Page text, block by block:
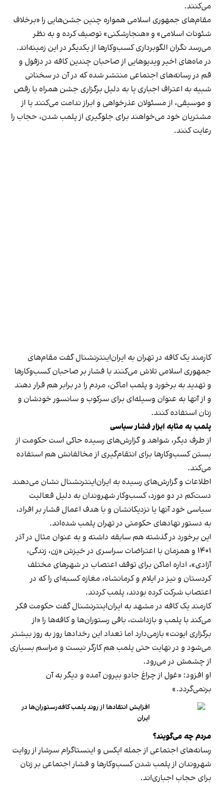
می‌کنند.
مقام‌های جمهوری اسلامی همواره چنین جشن‌هایی را «برخلاف
شئونات اسلامی» و «هنجارشکنی» توصیف کرده و به نظر
می‌رسد نگران الگوبرداری کسب‌وکارها از یکدیگر در این زمینه‌اند.
در ماه‌های اخیر ویدیوهایی از صاحبان چندین کافه در دزفول و
قم در رسانه‌های اجتماعی منتشر شده که در آن در سخنانی
شبیه به اعتراف اجباری یا به دلیل برگزاری جشن همراه با رقص
و موسیقی، از مسئولان عذرخواهی و ابراز ندامت می‌کنند یا از
مشتریان خود می‌خواهند برای جلوگیری از پلمب شدن، حجاب را
رعایت کنند.
کارمند یک کافه در تهران به ایران‌اینترنشنال گفت مقام‌های
جمهوری اسلامی تلاش می‌کنند با فشار بر صاحبان کسب‌وکارها
و تهدید به برخورد و پلمب اماکن، مردم را در برابر هم قرار دهند
و از آنها به عنوان وسیله‌ای برای سرکوب و سانسور خودشان و
زنان استفاده کنند.
پلمب به مثابه ابزار فشار سیاسی
از طرف دیگر، شواهد و گزارش‌های رسیده حاکی است حکومت از
بستن کسب‌وکارها برای انتقام‌گیری از مخالفانش هم استفاده
می‌کند.
اطلاعات و گزارش‌های رسیده به ایران‌اینترنشنال نشان می‌دهند
دست‌کم در دو مورد، کسب‌وکار شهروندان به دلیل فعالیت
سیاسی خود آنها یا نزدیکانشان و با هدف اعمال فشار بر افراد،
به دستور نهادهای حکومتی در تهران پلمب شده‌اند.
این برخورد در گذشته هم سابقه داشته و به عنوان مثال در آذر
۱۴۰۱ و همزمان با اعتراضات سراسری در خیزش «زن، زندگی،
آزادی»، اداره اماکن برای توقف اعتصاب در شهرهای مختلف
کردستان و نیز در ایلام و کرمانشاه، مغازه کسبه‌ای را که در
اعتصاب شرکت کرده بودند، پلمب کردند.
کارمند یک کافه در مشهد به ایران‌اینترنشنال گفت حکومت فکر
می‌کند با پلمب و بازداشت، باقی رستوران‌ها و کافه‌ها را «از
برگزاری ایونت» بازمی‌دارد اما تعداد این رخدادها روز به روز بیشتر
می‌شود و در نهایت حتی پلمب هم کارگر نیست و مراسم بسیاری
از چشمش در می‌رود.
او افزود: «غول از چراغ جادو بیرون آمده و دیگر به آن
برنمی‎‌گردد.»
افزایش انتقادها از روند پلمب کافه‌رستوران‌ها در
ایران
مردم چه می‌گویند؟
رسانه‎‌های اجتماعی از جمله ایکس و اینستاگرام سرشار از روایت
شهروندان از پلمب شدن کسب‌وکارها و فشار اجتماعی بر زنان
برای حجاب اجباری‌اند.